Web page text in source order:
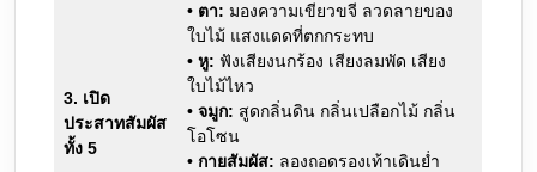
3. เปิด
ประสาทสัมผัส
ทั้ง 5
• ตา: มองความเขียวขจี ลวดลายของ
ใบไม้ แสงแดดที่ตกกระทบ
• หู: ฟังเสียงนกร้อง เสียงลมพัด เสียง
ใบไม้ไหว
• จมูก: สูดกลิ่นดิน กลิ่นเปลือกไม้ กลิ่น
โอโซน
• กายสัมผัส: ลองถอดรองเท้าเดินย่ำ